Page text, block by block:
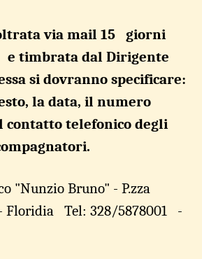
via mail 15 giorni
e timbrata dal Dirigente
sidovranno specificare:
, la data, il numero
contatto telefonico degli
.
"Nunzio Bruno" - P.zza
Floridia Tel: 328/5878001 -